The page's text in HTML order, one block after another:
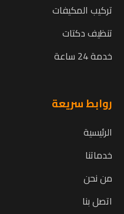
تركيب المكيفات
تنظيف دكتات
خدمة 24 ساعة
روابط سريعة
الرئيسية
خدماتنا
من نحن
اتصل بنا